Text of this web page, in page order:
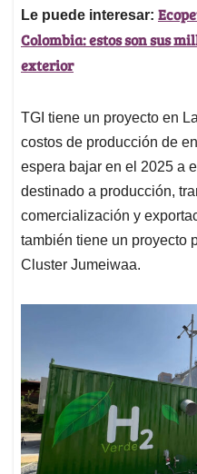
Le puede interesar:
Colombia: estos son sus
exterior
TGI tiene un proyecto en
costos de producción de
espera bajar en el 2025 a
destinado a producción,
comercialización y
también tiene un proyecto
Cluster Jumeiwaa.